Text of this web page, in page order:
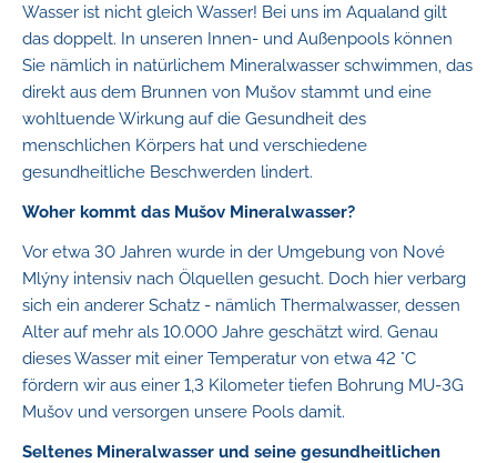
Wasser ist nicht gleich Wasser! Bei uns im Aqualand gilt
das doppelt. In unseren Innen- und Außenpools können
Sie nämlich in natürlichem Mineralwasser schwimmen, das
direkt aus dem Brunnen von Mušov stammt und eine
wohltuende Wirkung auf die Gesundheit des
menschlichen Körpers hat und verschiedene
gesundheitliche Beschwerden lindert.
Woher kommt das Mušov Mineralwasser?
Vor etwa 30 Jahren wurde in der Umgebung von Nové
Mlýny intensiv nach Ölquellen gesucht. Doch hier verbarg
sich ein anderer Schatz - nämlich Thermalwasser, dessen
Alter auf mehr als 10.000 Jahre geschätzt wird. Genau
dieses Wasser mit einer Temperatur von etwa 42 °C
fördern wir aus einer 1,3 Kilometer tiefen Bohrung MU-3G
Mušov und versorgen unsere Pools damit.
Seltenes Mineralwasser und seine gesundheitlichen